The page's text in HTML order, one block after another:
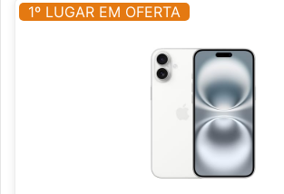
1º LUGAR EM OFERTA